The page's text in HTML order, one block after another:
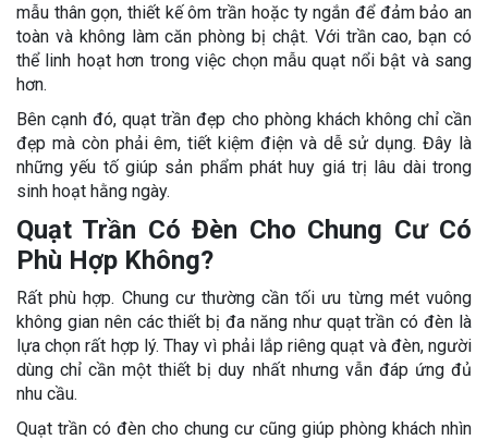
mẫu thân gọn, thiết kế ôm trần hoặc ty ngắn để đảm bảo an
toàn và không làm căn phòng bị chật. Với trần cao, bạn có
thể linh hoạt hơn trong việc chọn mẫu quạt nổi bật và sang
hơn.
Bên cạnh đó, quạt trần đẹp cho phòng khách không chỉ cần
đẹp mà còn phải êm, tiết kiệm điện và dễ sử dụng. Đây là
những yếu tố giúp sản phẩm phát huy giá trị lâu dài trong
sinh hoạt hằng ngày.
Quạt Trần Có Đèn Cho Chung Cư Có
Phù Hợp Không?
Rất phù hợp. Chung cư thường cần tối ưu từng mét vuông
không gian nên các thiết bị đa năng như quạt trần có đèn là
lựa chọn rất hợp lý. Thay vì phải lắp riêng quạt và đèn, người
dùng chỉ cần một thiết bị duy nhất nhưng vẫn đáp ứng đủ
nhu cầu.
Quạt trần có đèn cho chung cư cũng giúp phòng khách nhìn